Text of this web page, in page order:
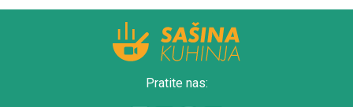
Pratite nas: